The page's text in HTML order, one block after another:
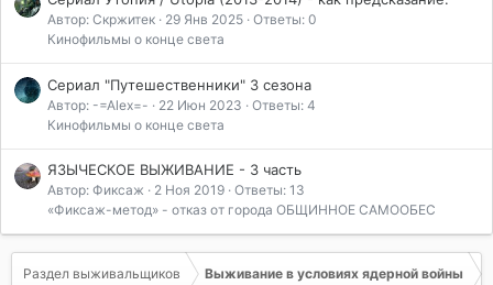
Автор: Скржитек 29 Янв 2025 Ответы: 0
Кинофильмы о конце света
Сериал "Путешественники" 3 сезона
Автор: -=Аlex=- 22 Июн 2023
Ответы: 4
Кинофильмы о конце света
ЯЗЫЧЕСКОЕ ВЫЖИВАНИЕ - 3 часть
Автор: Фиксаж 2 Ноя 2019 Ответы: 13
«Фиксаж-метод» - отказ от города ОБЩИННОЕ САМООБЕС
Раздел выживальщиков Выживание в условиях ядерной войны